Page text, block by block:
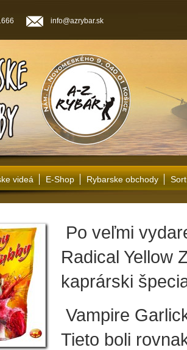
Po veľmi
Radical Yellow
kaprárski
Vampire
Tieto boli
videá E-Shop Rybarske obchody
info@azrybar.sk